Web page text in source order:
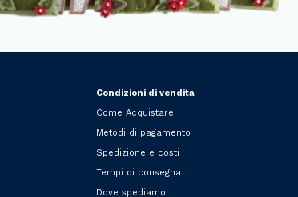
Condizioni di vendita
Come Acquistare
Metodi di pagamento
Spedizione e costi
Tempi di consegna
Dove spediamo